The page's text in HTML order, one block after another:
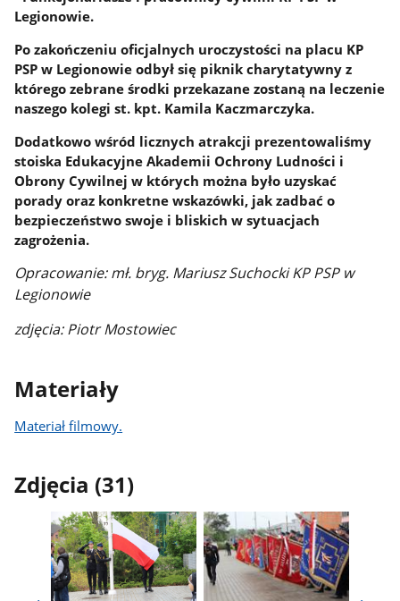
Legionowie.
Po zakończeniu oficjalnych uroczystości na placu KP
PSP w Legionowie odbył się piknik charytatywny z
którego zebrane środki przekazane zostaną na leczenie
naszego kolegi st. kpt. Kamila Kaczmarczyka.
Dodatkowo wśród licznych atrakcji prezentowaliśmy
stoiska Edukacyjne Akademii Ochrony Ludności i
Obrony Cywilnej w których można było uzyskać
porady oraz konkretne wskazówki, jak zadbać o
bezpieczeństwo swoje i bliskich w sytuacjach
zagrożenia.
Opracowanie: mł. bryg. Mariusz Suchocki KP PSP w
Legionowie
zdjęcia: Piotr Mostowiec
Materiały
Materiał filmowy.
Zdjęcia (31)